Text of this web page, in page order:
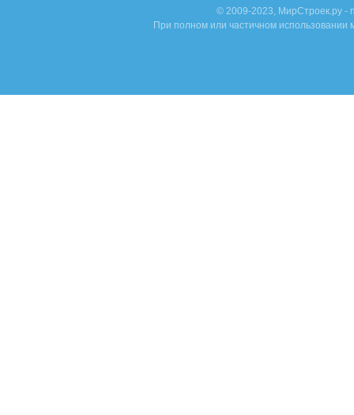
© 2009-2023, МирСтроек.ру -
При полном или частичном использовании